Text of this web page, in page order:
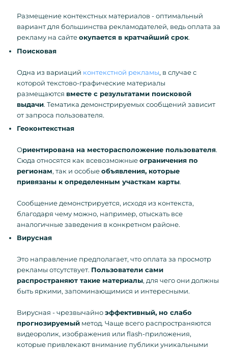
Размещение контекстных материалов - оптимальный
вариант для большинства рекламодателей, ведь оплата за
рекламу на сайтеокупается в кратчайший срок.
Поисковая
Одна из вариаций контекстной рекламы, в случае с
которой текстово-графические материалы
размещаются вместе с результатами поисковой
выдачи. Тематика демонстрируемых сообщений зависит
от запроса пользователя.
Геоконтекстная
Ориентирована на месторасположение пользователя.
Сюда относятся как всевозможныеограничения по
регионам, так и особыеобъявления, которые
привязаны к определенным участкам карты.
Сообщение демонстрируется, исходя из контекста,
благодаря чему можно, например, отыскать все
аналогичные заведения в конкретном районе.
Вирусная
Это направление предполагает, что оплата за просмотр
рекламы отсутствует. Пользователи сами
распространяют такие материалы, для чего они должны
быть яркими, запоминающимися и интересными.
Вирусная - чрезвычайноэффективный, но слабо
прогнозируемый метод. Чаще всего распространяются
видеоролик, изображения или flash-приложения,
которые привлекают внимание публики уникальными